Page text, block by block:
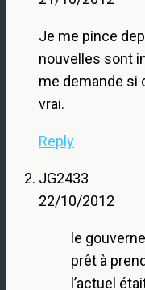
Je me pince
nouvelles sont
me demande si
vrai.
Reply
JG2433
22/10/2012
le
prêt à
l’actuel